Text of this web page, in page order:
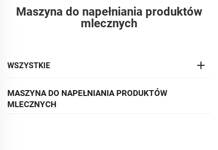
Maszyna do napełniania produktów
mlecznych
WSZYSTKIE
MASZYNA DO NAPEŁNIANIA PRODUKTÓW
MLECZNYCH